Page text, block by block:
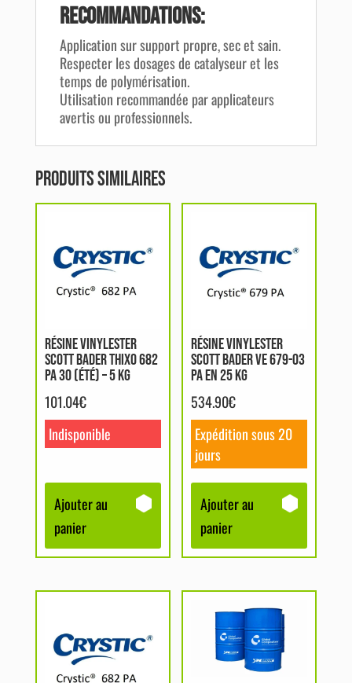
Recommandations:
Application sur support propre, sec et sain.
Respecter les dosages de catalyseur et les
temps de polymérisation.
Utilisation recommandée par applicateurs
avertis ou professionnels.
Produits similaires
RÉSINE VINYLESTER
SCOTT BADER THIXO 682
PA 30 (ÉTÉ) – 5 KG
101.04€
Indisponible
Ajouter au
panier
RÉSINE VINYLESTER
SCOTT BADER VE 679-03
PA EN 25 KG
534.90€
Expédition sous 20
jours
Ajouter au
panier